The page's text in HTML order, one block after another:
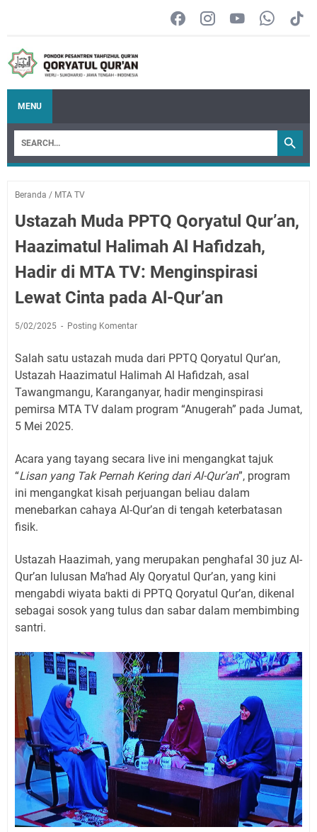
MENU
Beranda / MTA TV
Ustazah Muda PPTQ Qoryatul Qur’an,
Haazimatul Halimah Al Hafidzah,
Hadir di MTA TV: Menginspirasi
Lewat Cinta pada Al-Qur’an
5/02/2025 Posting Komentar
Salah satu ustazah muda dari PPTQ Qoryatul Qur’an,
Ustazah Haazimatul Halimah Al Hafidzah, asal
Tawangmangu, Karanganyar, hadir menginspirasi
pemirsa MTA TV dalam program “Anugerah” pada Jumat,
5 Mei 2025.
Acara yang tayang secara live ini mengangkat tajuk
“Lisan yang Tak Pernah Kering dari Al-Qur’an”, program
ini mengangkat kisah perjuangan beliau dalam
menebarkan cahaya Al-Qur’an di tengah keterbatasan
fisik.
Ustazah Haazimah, yang merupakan penghafal 30 juz Al-
Qur’an lulusan Ma’had Aly Qoryatul Qur’an, yang kini
mengabdi wiyata bakti di PPTQ Qoryatul Qur’an, dikenal
sebagai sosok yang tulus dan sabar dalam membimbing
santri.